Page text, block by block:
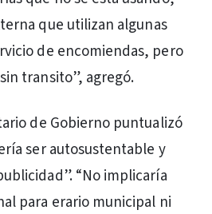
que utilizan algunas
de encomiendas, pero
transito”, agregó.
de Gobierno puntualizó
ser autosustentable y
“No implicaría
para erario municipal ni